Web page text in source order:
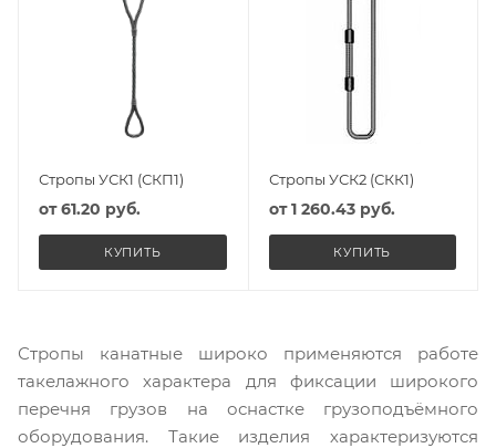
Стропы УСК1 (СКП1)
от61.20 руб.
КУПИТЬ
Стропы УСК2 (СКК1)
от1 260.43 руб.
КУПИТЬ
Стропы канатные широко применяются работе
такелажного характера для фиксации широкого
перечня грузов на оснастке грузоподъёмного
оборудования. Такие изделия характеризуются